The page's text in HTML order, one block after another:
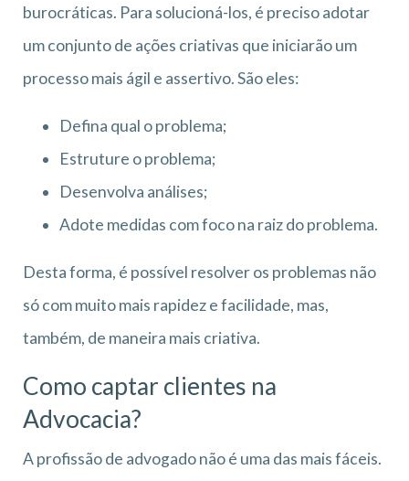
burocráticas. Para solucioná-los, é preciso adotar
um conjunto de ações criativas que iniciarão um
processo mais ágil e assertivo. São eles:
Defina qual o problema;
Estruture o problema;
Desenvolva análises;
Adote medidas com foco na raiz do problema.
Desta forma, é possível resolver os problemas não
só com muito mais rapidez e facilidade, mas,
também, de maneira mais criativa.
Como captar clientes na
Advocacia?
A profissão de advogado não é uma das mais fáceis.